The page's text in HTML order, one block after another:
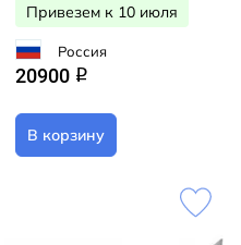
Привезем к 10 июля
Россия
20900 q
В корзину